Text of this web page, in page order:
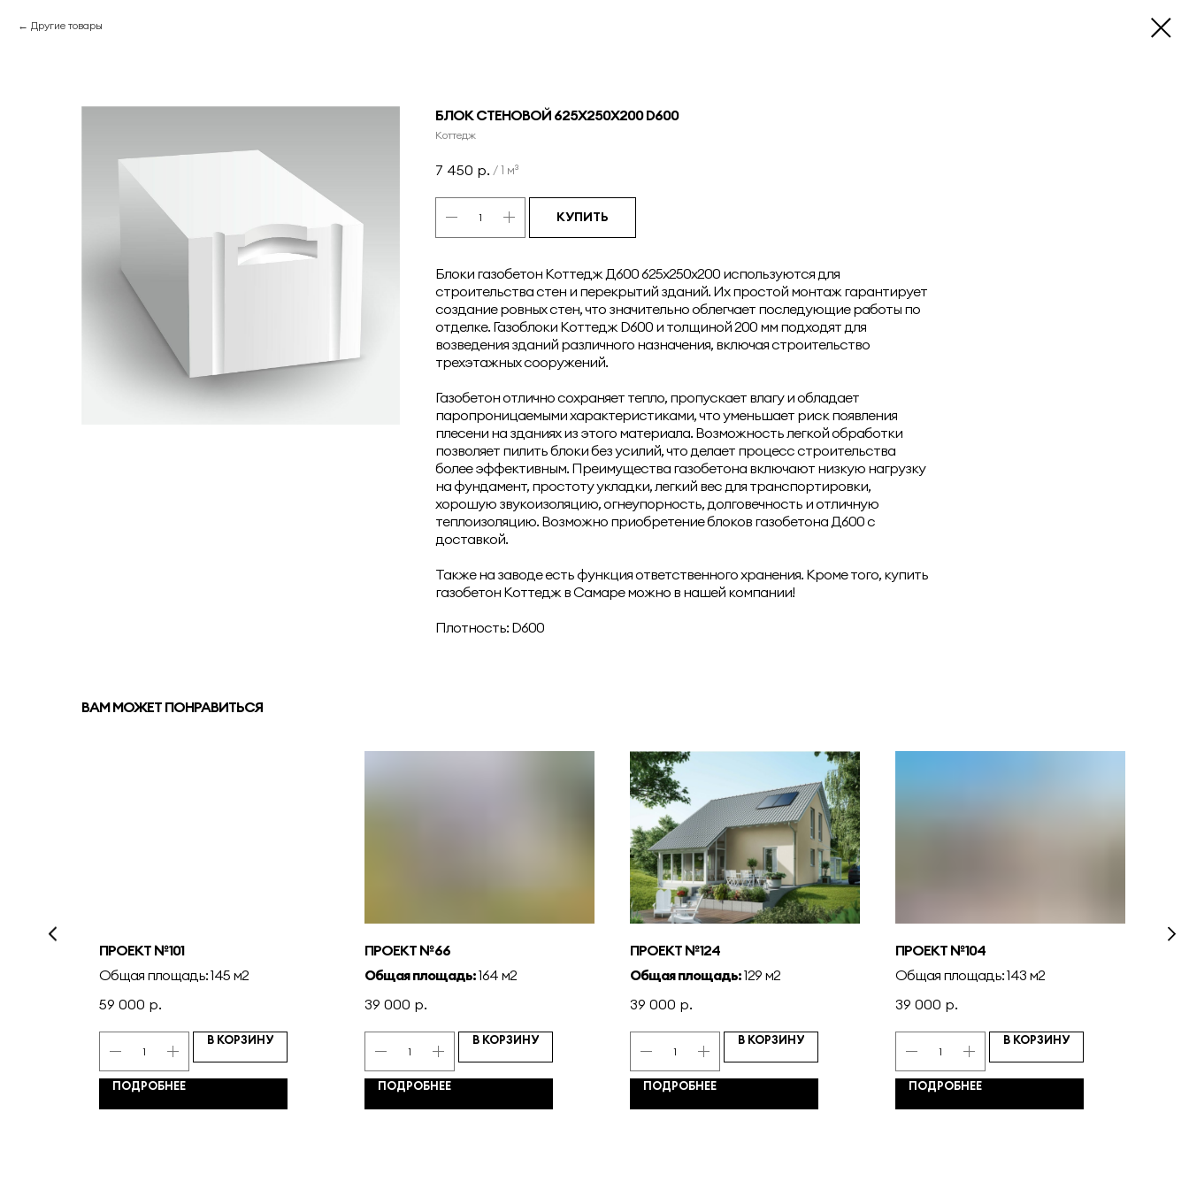
Другие товары
БЛОК СТЕНОВОЙ 625Х250Х200 D600
Коттедж
7 450 р. /1 м³
КУПИТЬ
Блоки газобетон Коттедж Д600 625x250x200 используются для
строительства стен и перекрытий зданий. Их простой монтаж гарантирует
создание ровных стен, что значительно облегчает последующие работы по
отделке. Газоблоки Коттедж D600 и толщиной 200 мм подходят для
возведения зданий различного назначения, включая строительство
трехэтажных сооружений.
Газобетон отлично сохраняет тепло, пропускает влагу и обладает
паропроницаемыми характеристиками, что уменьшает риск появления
плесени на зданиях из этого материала. Возможность легкой обработки
позволяет пилить блоки без усилий, что делает процесс строительства
более эффективным. Преимущества газобетона включают низкую нагрузку
на фундамент, простоту укладки, легкий вес для транспортировки,
хорошую звукоизоляцию, огнеупорность, долговечность и отличную
теплоизоляцию. Возможно приобретение блоков газобетона Д600 с
доставкой.
Также на заводе есть функция ответственного хранения. Кроме того, купить
газобетон Коттедж в Самаре можно в нашей компании!
Плотность: D600
ВАМ МОЖЕТ ПОНРАВИТЬСЯ
ПРОЕКТ №101
Общая площадь: 145 м2
59 000 р.
В КОРЗИНУ
ПОДРОБНЕЕ
ПРОЕКТ №66
Общая площадь:164 м2
39 000 р.
В КОРЗИНУ
ПОДРОБНЕЕ
ПРОЕКТ №124
Общая площадь:129 м2
39 000 р.
В КОРЗИНУ
ПОДРОБНЕЕ
ПРОЕКТ №104
Общая площадь: 143 м2
39 000 р.
В КОРЗИНУ
ПОДРОБНЕЕ